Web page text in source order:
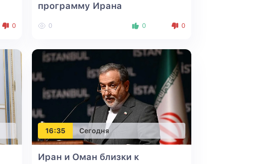
0
программу Ирана
0 0 0
16:35 Сегодня
Иран и Оман близки к